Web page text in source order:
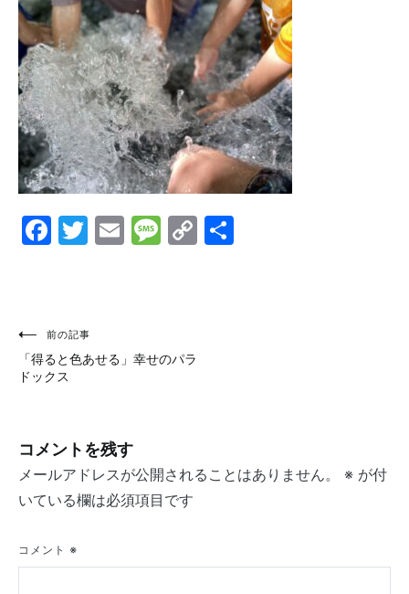
Facebook
Twitter
EmailMessage
Copy
投
稿
ビ
ゲ
ー
シ
ョ
前の記事
「得ると色あせる」幸せのパラ
ドックス
コメントを残す
メールアドレスが公開されることはありません。 ※ が付
いている欄は必須項目です
コメント ※